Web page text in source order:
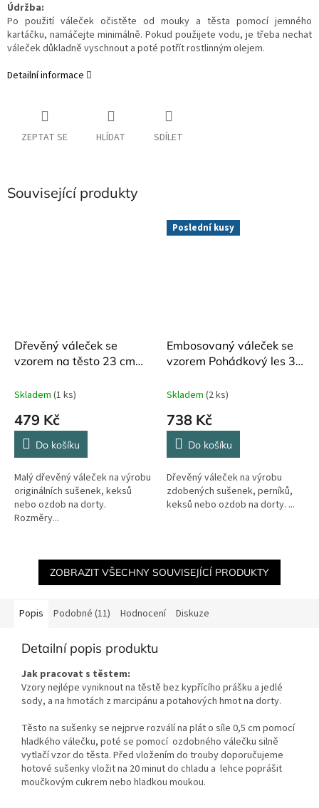
Údržba:
Po použití váleček očistěte od mouky a těsta pomocí jemného
kartáčku, namáčejte minimálně. Pokud použijete vodu, je třeba nechat
váleček důkladně vyschnout a poté potřít rostlinným olejem.
Detailní informace
ZEPTAT SE HLÍDAT SDÍLET
Související produkty
Dřevěný váleček se
vzorem na těsto 23 cm
Skladem (1 ks)
479 Kč
Do košíku
Malý dřevěný váleček na výrobu
originálních sušenek, keksů
nebo ozdob na dorty.
Rozměry...
Poslední kusy
Embosovaný váleček se
vzorem Pohádkový les 39
Skladem (2 ks)
738 Kč
Do košíku
Dřevěný váleček na výrobu
zdobených sušenek, perníků,
keksů nebo ozdob na dorty. ...
ZOBRAZIT VŠECHNY SOUVISEJÍCÍ PRODUKTY
Popis Podobné (11) Hodnocení Diskuze
Detailní popis produktu
Jak pracovat s těstem:
Vzory nejlépe vyniknout na těstě bez kypřícího prášku a jedlé
sody, a na hmotách z marcipánu a potahových hmot na dorty.
Těsto na sušenky se nejprve rozválí na plát o síle 0,5 cm pomocí
hladkého válečku, poté se pomocí ozdobného válečku silně
vytlačí vzor do těsta. Před vložením do trouby doporučujeme
hotové sušenky vložit na 20 minut do chladu a lehce poprášit
moučkovým cukrem nebo hladkou moukou.